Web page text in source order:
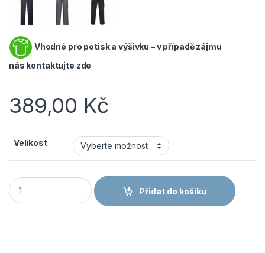
Vhodné pro potisk a výšivku – v případě zájmu
nás kontaktujte zde
389,00 Kč
Velikost
PORTWEST COMBAT C701 - Pracovní kalhoty - modrá
Přidat do košíku